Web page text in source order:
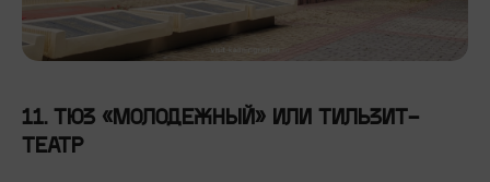
11. ТЮЗ «МОЛОДЕЖНЫЙ» ИЛИ ТИЛЬЗИТ-
ТЕАТР